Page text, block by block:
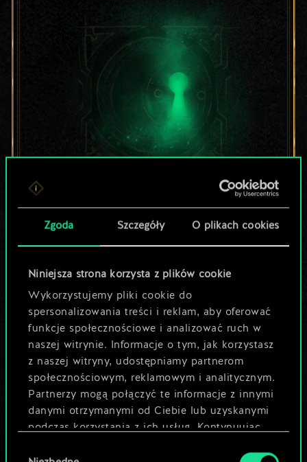
Zgoda Szczegóły O plikach cookies
Niniejsza strona korzysta z plików cookie
Wykorzystujemy pliki cookie do
spersonalizowania treści i reklam, aby oferować
funkcje społecznościowe i analizować ruch w
naszej witrynie. Informacje o tym, jak korzystasz
z naszej witryny, udostępniamy partnerom
społecznościowym, reklamowym i analitycznym.
Partnerzy mogą połączyć te informacje z innymi
danymi otrzymanymi od Ciebie lub uzyskanymi
podczas korzystania z ich usług. Kontynuując
Lubisz grać tą talią?
Pomóż społeczności
odkryć jej
potencjał!
Nazwij talię i opisz swoją strategię
Edytuj talię
LUB